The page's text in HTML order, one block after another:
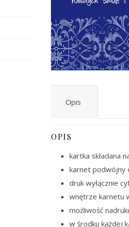
Opis
OPIS
kartka składana
karnet podwójny
druk wyłącznie
wnętrze karnetu
możliwość
w środku każdej